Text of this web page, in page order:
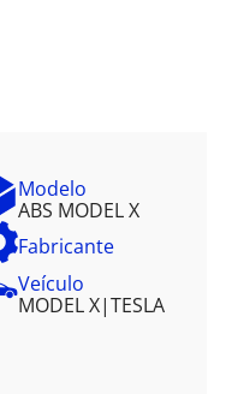
Modelo
ABS MODEL X
Fabricante
Veículo
MODEL X|TESLA